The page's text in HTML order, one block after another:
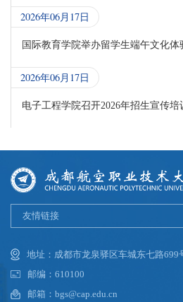
2026年06月17日
国际教育学院举办留学生端午文化体
2026年06月17日
电子工程学院召开2026年招生宣传培
友情链接
地址：成都市龙泉驿区车城东七路699
邮编：610100
邮箱：bgs@cap.edu.cn